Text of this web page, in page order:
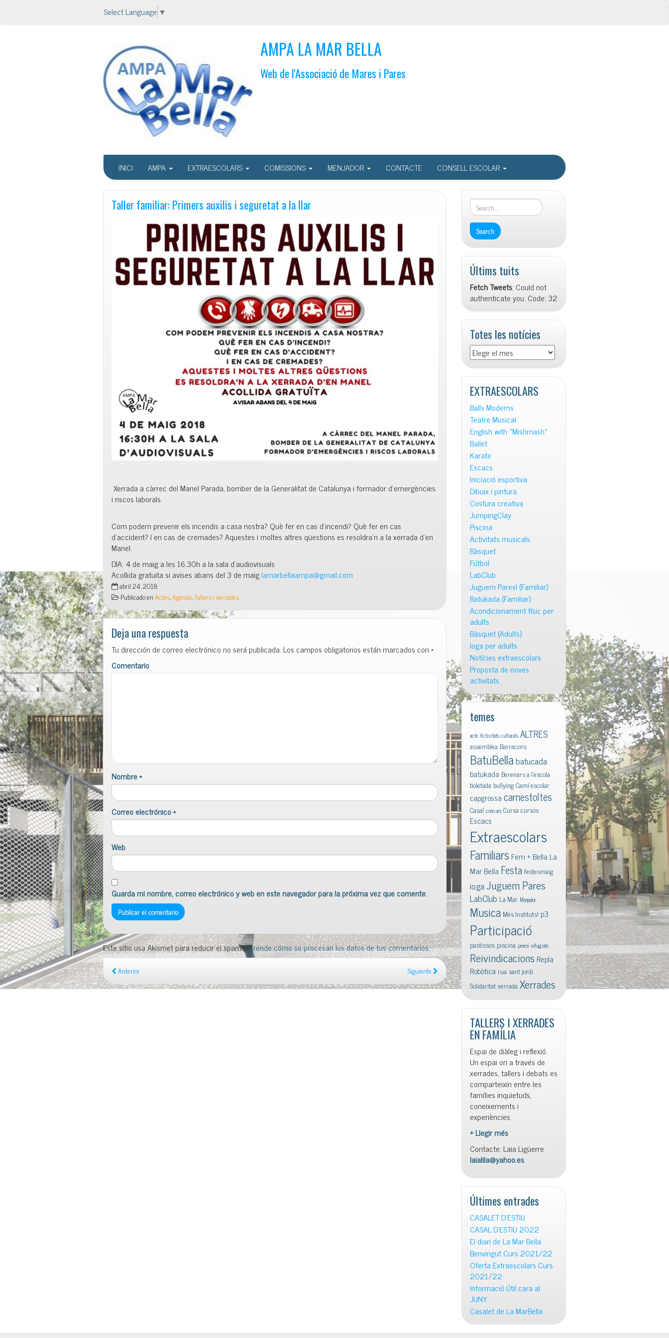
Select Language ▼
AMPA LA MAR BELLA
Web de l'Associació de Mares i Pares
INICI AMPA EXTRAESCOLARS COMISSIONS MENJADOR CONTACTE CONSELL ESCOLAR
Taller familiar: Primers auxilis i seguretat a la llar
Xerrada a càrrec del Manel Parada, bomber de la Generalitat de Catalunya i formador d’emergències
i riscos laborals.
Com podem prevenir els incendis a casa nostra? Què fer en cas d’incendi? Què fer en cas
d’accident? I en cas de cremades? Aquestes i moltes altres qüestions es resoldra’n a la xerrada d’en
Manel.
DIA: 4 de maig a les 16.30h a la sala d’audiovisuals
Acollida gratuita si avises abans del 3 de maiglamarbellaampa@gmail.com
abril 24, 2018
Publicado enActes,Agenda,Tallers i xerrades
Deja una respuesta
Tu dirección de correo electrónico no será publicada. Los campos obligatorios están marcados con*
Comentario
Nombre*
Correo electrónico*
Web
Guarda mi nombre, correo electrónico y web en este navegador para la próxima vez que comente.
Este sitio usa Akismet para reducir el spam.Aprende cómo se procesan los datos de tus comentarios.
Anterior Siguiente
Últims tuits
Fetch Tweets: Could not
authenticate you. Code: 32
Totes les notícies
Totes
les
notícies
EXTRAESCOLARS
Balls Moderns
Teatre Musical
English with «Mishmash»
Ballet
Karate
Escacs
Iniciació esportiva
Dibuix i pintura
Costura creativa
JumpingClay
Piscina
Activitats musicals
Bàsquet
Fútbol
LabClub
Juguem Pares! (Familiar)
Batukada (Familiar)
Acondicionament físic per
adults
Bàsquet (Adults)
Ioga per adults
Notícies extraescolars
Proposta de noves
activitats
temes
acte Activitats culturals ALTRES
assemblea Barracons
BatuBellabatucada
batukada Berenars a l'escola
boletada bullyingCamí escolar
capgrossacarnestoltes
Casal concurs Cursa cursos
Escacs
Extraescolars
Familiars Fem + Bella La
Mar Bella Festafestesmaig
iogaJuguem Pares
LabClub La Mar Menjador
Musica Més Instituts! p3
Participació
pastissos piscina premi refugiats
Reivindicacions Repla
Robòtica rua sant jordi
Solidaritatxerrada Xerrades
TALLERS I XERRADES
EN FAMÍLIA
Espai de diàleg i reflexió.
Un espai on a través de
xerrades, tallers i debats es
comparteixin entre les
famílies inquietuds,
coneixements i
experiències.
+ Llegir més
Contacte: Laia Ligüerre
laialila@yahoo.es
Últimes entrades
CASALET D’ESTIU
CASAL D’ESTIU 2022
El diari de La Mar Bella
Benvingut Curs 2021/22
Oferta Extraescolars Curs
2021/22
Informació Útil cara al
JUNY
Casalet de La MarBella